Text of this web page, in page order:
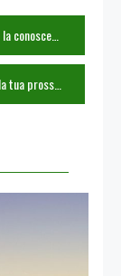
di sé
vacanza etica